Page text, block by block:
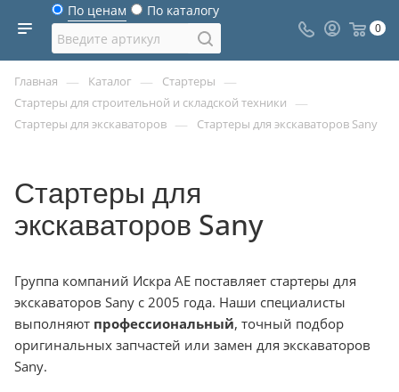
По ценам По каталогу
0
Главная — Каталог — Стартеры —
Стартеры для строительной и складской техники —
Стартеры для экскаваторов — Стартеры для экскаваторов Sany
Стартеры для
экскаваторов Sany
Группа компаний Искра АЕ поставляет стартеры для
экскаваторов Sany с 2005 года. Наши специалисты
выполняют профессиональный, точный подбор
оригинальных запчастей или замен для экскаваторов
Sany.